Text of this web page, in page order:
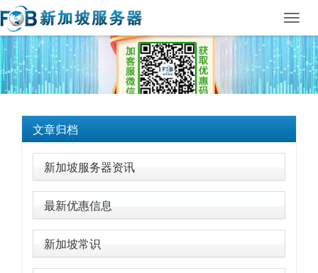
文章归档
新加坡服务器资讯
最新优惠信息
新加坡常识